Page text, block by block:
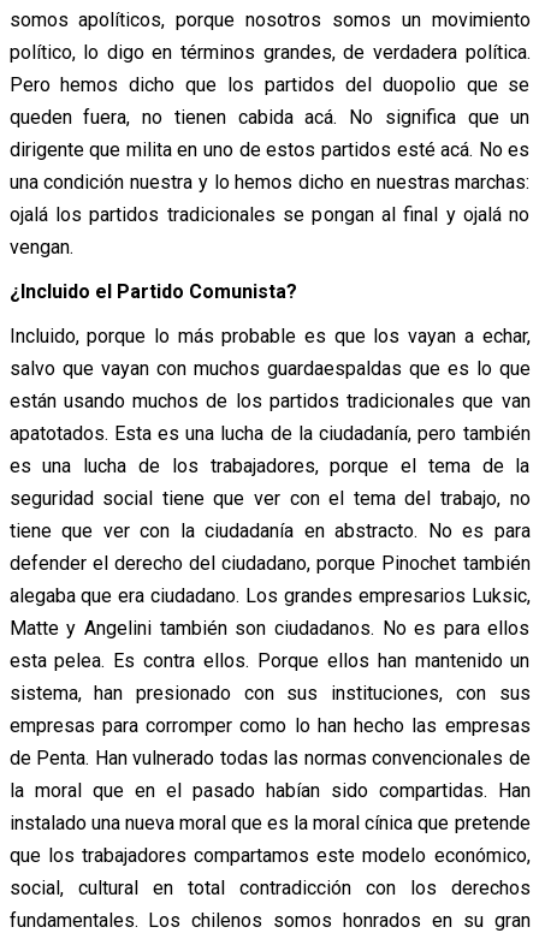
somos apolíticos, porque nosotros somos un movimiento
político, lo digo en términos grandes, de verdadera política.
Pero hemos dicho que los partidos del duopolio que se
queden fuera, no tienen cabida acá. No significa que un
dirigente que milita en uno de estos partidos esté acá. No es
una condición nuestra y lo hemos dicho en nuestras marchas:
ojalá los partidos tradicionales se pongan al final y ojalá no
vengan.
¿Incluido el Partido Comunista?
Incluido, porque lo más probable es que los vayan a echar,
salvo que vayan con muchos guardaespaldas que es lo que
están usando muchos de los partidos tradicionales que van
apatotados. Esta es una lucha de la ciudadanía, pero también
es una lucha de los trabajadores, porque el tema de la
seguridad social tiene que ver con el tema del trabajo, no
tiene que ver con la ciudadanía en abstracto. No es para
defender el derecho del ciudadano, porque Pinochet también
alegaba que era ciudadano. Los grandes empresarios Luksic,
Matte y Angelini también son ciudadanos. No es para ellos
esta pelea. Es contra ellos. Porque ellos han mantenido un
sistema, han presionado con sus instituciones, con sus
empresas para corromper como lo han hecho las empresas
de Penta. Han vulnerado todas las normas convencionales de
la moral que en el pasado habían sido compartidas. Han
instalado una nueva moral que es la moral cínica que pretende
que los trabajadores compartamos este modelo económico,
social, cultural en total contradicción con los derechos
fundamentales. Los chilenos somos honrados en su gran